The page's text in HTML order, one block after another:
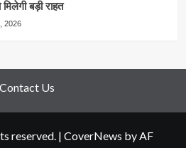
बड़ी राहत
2026
Contact Us
reserved. | CoverNews by AF